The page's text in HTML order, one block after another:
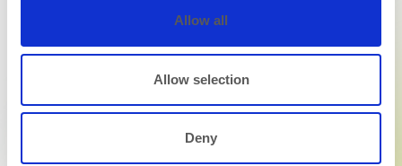
Allow all
Allow selection
Deny